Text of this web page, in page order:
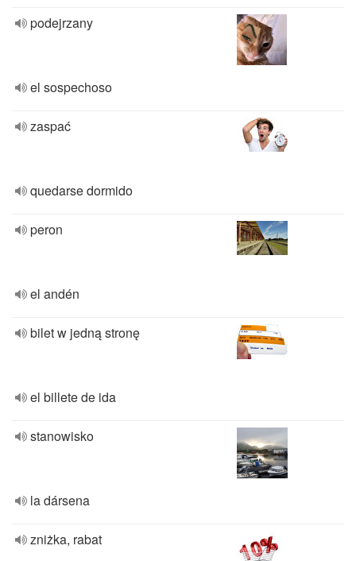
podejrzany
el sospechoso
zaspać
quedarse dormido
peron
el andén
bilet w jedną stronę
el billete de ida
stanowisko
la dársena
zniżka, rabat